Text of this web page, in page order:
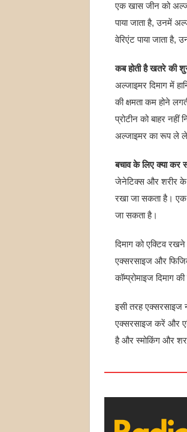
एक खास जीन को
पाया जाता है, उनमें
वेरिएंट पाया जाता है,
कब होती है खतरे की
अल्जाइमर दिमाग में
की क्षमता कम होने
प्रोटीन को बाहर
अल्जाइमर का रूप ले
बचाव के लिए क्या कर
जेनेटिक्स और शरीर के
रखा जा सकता है। एक
जा सकता है।
दिमाग को एक्टिव
एक्सरसाइज और
कॉम्प्रोमाइज दिमाग
इसी तरह एक्सरसाइज
एक्सरसाइज करें और
है और स्मोकिंग और